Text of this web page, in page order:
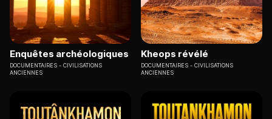
Enquêtes archéologiques
DOCUMENTAIRES
CIVILISATIONS
ANCIENNES
Kheops révélé
DOCUMENTAIRES
CIVILISATIONS
ANCIENNES